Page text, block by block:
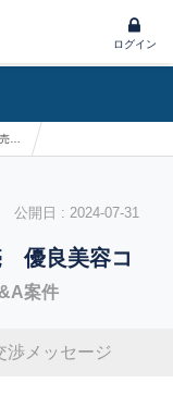
ログイン
公開日 : 2024-07-31
優良美容コ
案件
渉メッセージ